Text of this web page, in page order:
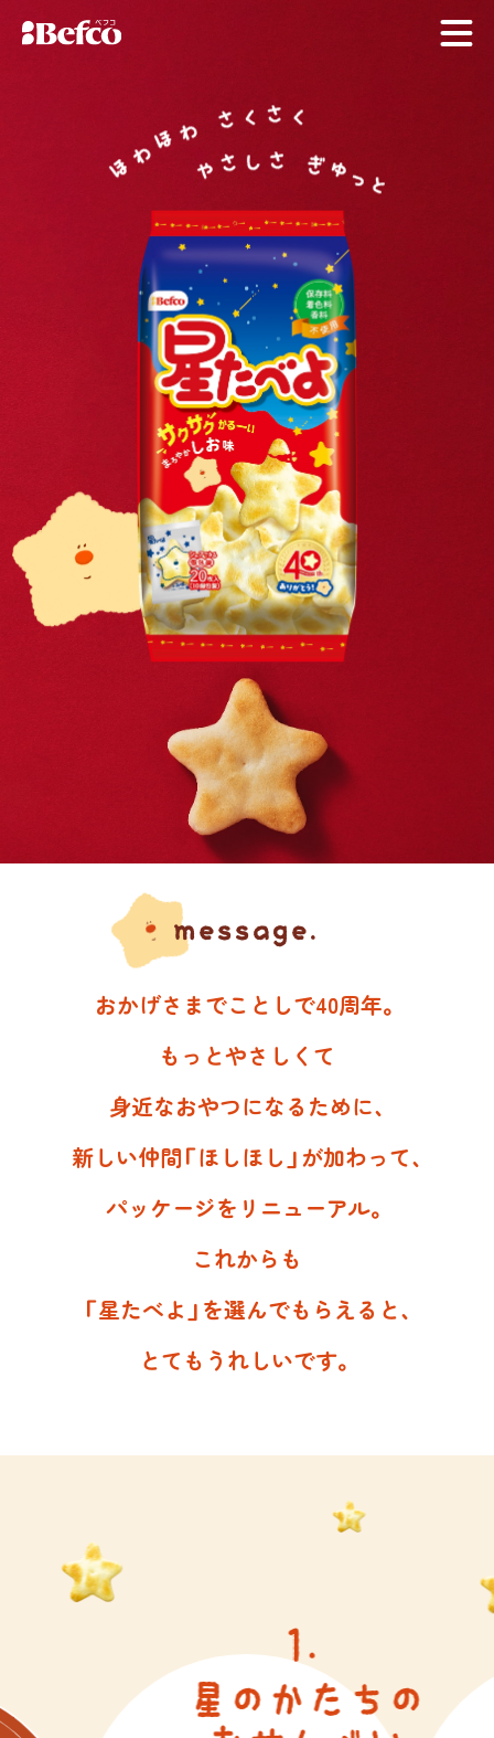
message.
おかげさまでことしで40周年。
もっとやさしくて
身近なおやつになるために、
新しい仲間「ほしほし」が加わって、
パッケージをリニューアル。
これからも
「星たべよ」を選んでもらえると、
とてもうれしいです。
の
さくさくで